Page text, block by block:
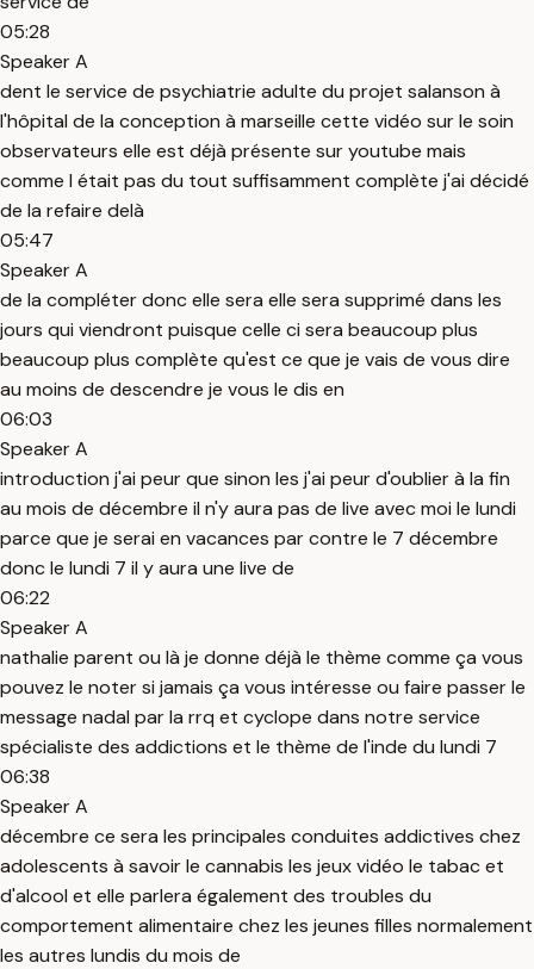
05:28
Speaker A
dent le service de psychiatrie adulte du projet salanson à
l'hôpital de la conception à marseille cette vidéo sur le soin
observateurs elle est déjà présente sur youtube mais
comme l était pas du tout suffisamment complète j'ai décidé
de la refaire delà
05:47
Speaker A
de la compléter donc elle sera elle sera supprimé dans les
jours qui viendront puisque celle ci sera beaucoup plus
beaucoup plus complète qu'est ce que je vais de vous dire
au moins de descendre je vous le dis en
06:03
Speaker A
introduction j'ai peur que sinon les j'ai peur d'oublier à la fin
au mois de décembre il n'y aura pas de live avec moi le lundi
parce que je serai en vacances par contre le 7 décembre
donc le lundi 7 il y aura une live de
06:22
Speaker A
nathalie parent ou là je donne déjà le thème comme ça vous
pouvez le noter si jamais ça vous intéresse ou faire passer le
message nadal par la rrq et cyclope dans notre service
spécialiste des addictions et le thème de l'inde du lundi 7
06:38
Speaker A
décembre ce sera les principales conduites addictives chez
adolescents à savoir le cannabis les jeux vidéo le tabac et
d'alcool et elle parlera également des troubles du
comportement alimentaire chez les jeunes filles normalement
les autres lundis du mois de